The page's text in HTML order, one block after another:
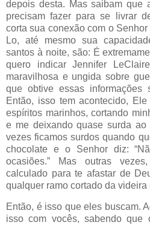
depois desta. Mas saibam que
precisam fazer para se livrar
corta sua conexão com o
Lo, até mesmo sua
santos à noite, são: É
quero indicar Jennifer
maravilhosa e ungida sobre
que obtive essas informações
Então, isso tem acontecido,
espíritos marinhos, cortando
e me deixando quase surda
vezes ficamos surdos quando
chocolate e o Senhor diz:
ocasiões.” Mas outras
calculado para te afastar de
qualquer ramo cortado da videira
Então, é isso que eles buscam.
isso com vocês, sabendo que